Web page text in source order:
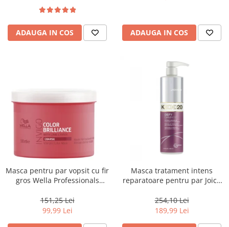
ADAUGA IN COS ADAUGA IN COS
Masca pentru par vopsit cu fir
gros Wella Professionals
151,25 Lei
99,99 Lei
Masca tratament intens
reparatoare pentru par Joico
Mask, 500 ml
254,10 Lei
189,99 Lei